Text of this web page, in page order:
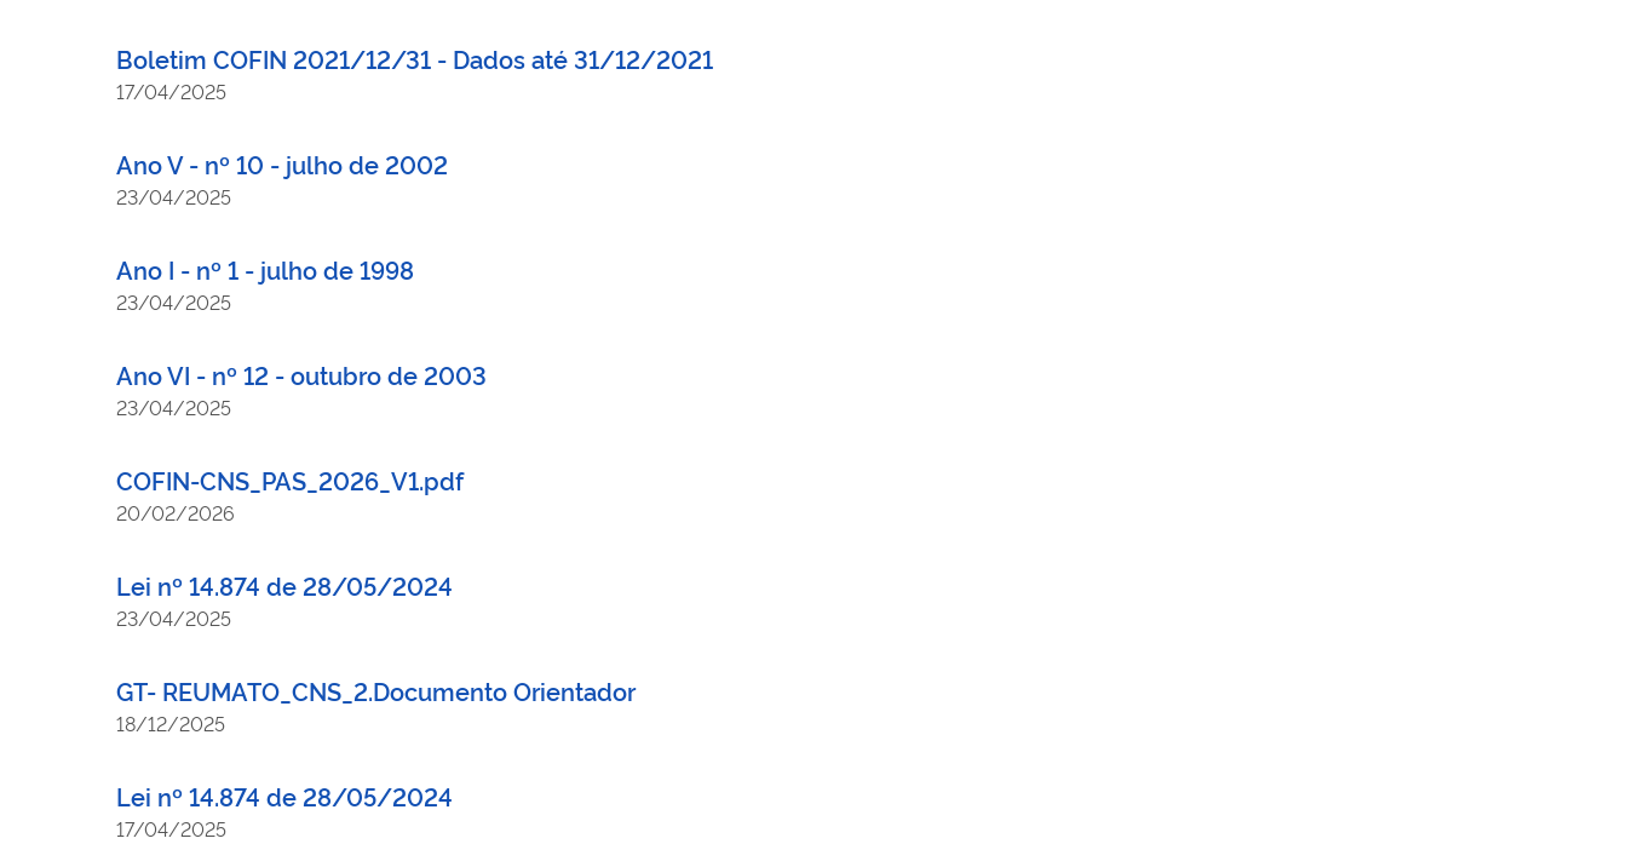
Boletim COFIN 2021/12/31 - Dados até 31/12/2021
17/04/2025
Ano V - nº 10 - julho de 2002
23/04/2025
Ano I - nº 1 - julho de 1998
23/04/2025
Ano VI - nº 12 - outubro de 2003
23/04/2025
COFIN-CNS_PAS_2026_V1.pdf
20/02/2026
Lei nº 14.874 de 28/05/2024
23/04/2025
GT- REUMATO_CNS_2.Documento Orientador
18/12/2025
Lei nº 14.874 de 28/05/2024
17/04/2025